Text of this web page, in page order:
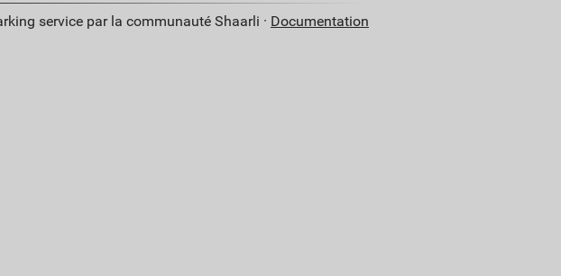
service par la communauté Shaarli · Documentation